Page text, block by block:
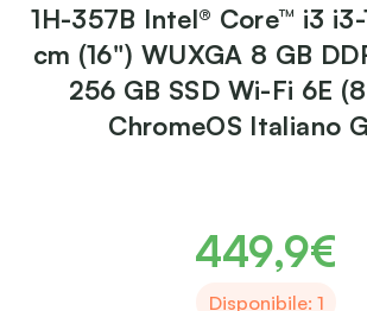
1H-357B Intel® Core™ i3
cm (16") WUXGA 8 GB
256 GB SSD Wi-Fi 6E
ChromeOS Italiano
449,9€
Disponibile: 1